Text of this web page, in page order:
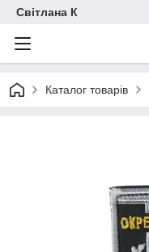
Світлана К
Каталог товарів